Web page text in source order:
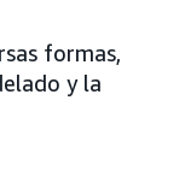
formas,
y la